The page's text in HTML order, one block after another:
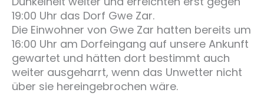
19:00 Uhr das Dorf Gwe Zar.
Die Einwohner von Gwe Zar hatten bereits um
16:00 Uhr am Dorfeingang auf unsere Ankunft
gewartet und hätten dort bestimmt auch
weiter ausgeharrt, wenn das Unwetter nicht
über sie hereingebrochen wäre.